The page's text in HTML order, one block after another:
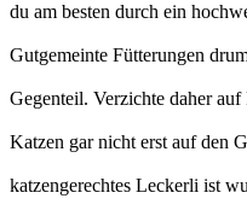
du am besten durch ein
Gutgemeinte Fütterungen
Gegenteil. Verzichte daher
Katzen gar nicht erst auf den
katzengerechtes Leckerli ist